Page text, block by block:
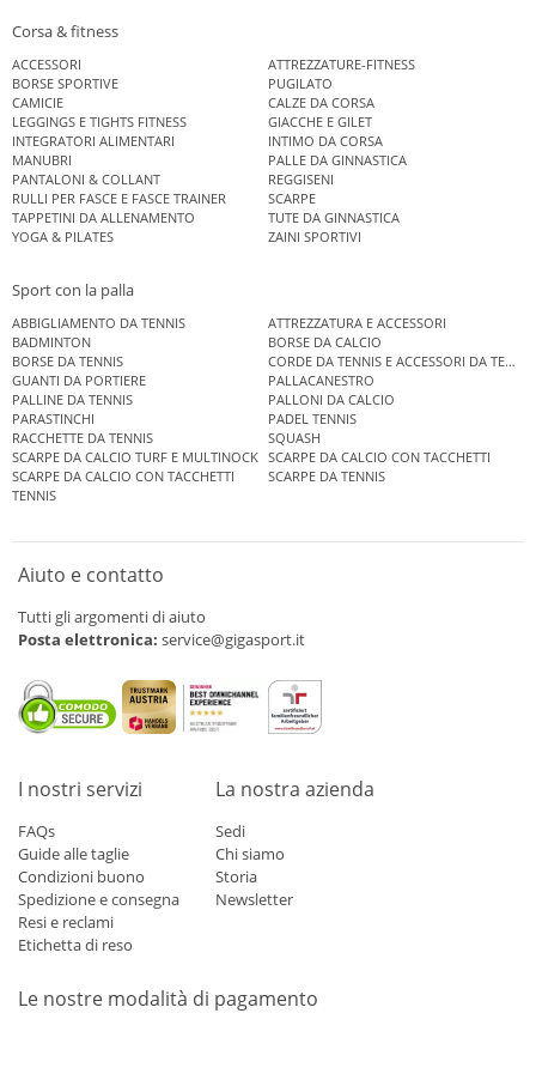
Corsa & fitness
ACCESSORI
ATTREZZATURE-FITNESS
BORSE SPORTIVE
PUGILATO
CAMICIE
CALZE DA CORSA
LEGGINGS E TIGHTS FITNESS
GIACCHE E GILET
INTEGRATORI ALIMENTARI
INTIMO DA CORSA
MANUBRI
PALLE DA GINNASTICA
PANTALONI & COLLANT
REGGISENI
RULLI PER FASCE E FASCE TRAINER
SCARPE
TAPPETINI DA ALLENAMENTO
TUTE DA GINNASTICA
YOGA & PILATES
ZAINI SPORTIVI
Sport con la palla
ABBIGLIAMENTO DA TENNIS
ATTREZZATURA E ACCESSORI
BADMINTON
BORSE DA CALCIO
BORSE DA TENNIS
CORDE DA TENNIS E ACCESSORI DA TENNIS
GUANTI DA PORTIERE
PALLACANESTRO
PALLINE DA TENNIS
PALLONI DA CALCIO
PARASTINCHI
PADEL TENNIS
RACCHETTE DA TENNIS
SQUASH
SCARPE DA CALCIO TURF E MULTINOCK SCARPE DA CALCIO CON TACCHETTI
SCARPE DA CALCIO CON TACCHETTI
SCARPE DA TENNIS
TENNIS
Aiuto e contatto
Tutti gli argomenti di aiuto
Posta elettronica: service@gigasport.it
I nostri servizi
FAQs
Guide alle taglie
Condizioni buono
Spedizione e consegna
Resi e reclami
Etichetta di reso
La nostra azienda
Sedi
Chi siamo
Storia
Newsletter
Le nostre modalità di pagamento